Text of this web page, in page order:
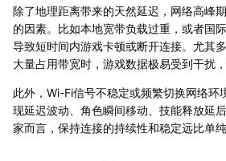
除了地理距离带来的天然延迟，网络高峰
的因素。比如本地宽带负载过重，或者国
导致短时间内游戏卡顿或断开连接。尤其
大量占用带宽时，游戏数据极易受到干扰，
此外，Wi-Fi信号不稳定或频繁切换网络环
现延迟波动、角色瞬间移动、技能释放延
家而言，保持连接的持续性和稳定远比单